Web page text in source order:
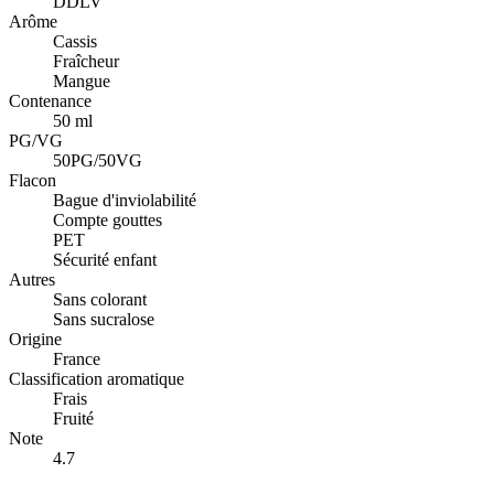
Arôme
Cassis
Fraîcheur
Mangue
Contenance
50 ml
PG/VG
50PG/50VG
Flacon
Bague d'inviolabilité
Compte gouttes
PET
Sécurité enfant
Autres
Sans colorant
Sans sucralose
Origine
France
Classification aromatique
Frais
Fruité
Note
4.7